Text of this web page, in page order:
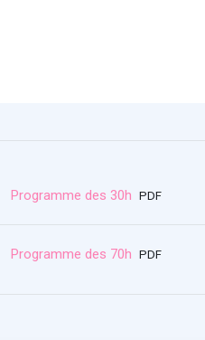
Programme des 30h 檔案
PDF
Programme des 70h 檔案
PDF